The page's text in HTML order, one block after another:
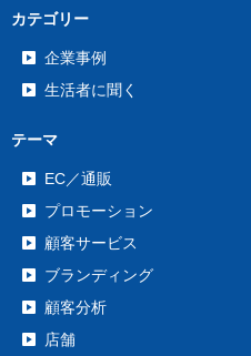
カテゴリー
企業事例
生活者に聞く
テーマ
EC／通販
プロモーション
顧客サービス
ブランディング
顧客分析
店舗